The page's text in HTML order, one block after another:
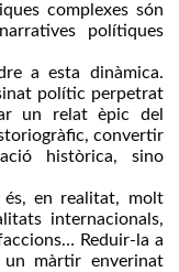
complexes són
polítiques
a esta dinàmica.
polític perpetrat
un relat èpic del
convertir
històrica, sino
és, en realitat, molt
internacionals,
Reduir-la a
màrtir enverinat